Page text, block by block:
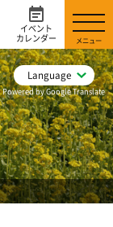
Language
Powered by Google Translate
イベント
カレンダー
メニュー